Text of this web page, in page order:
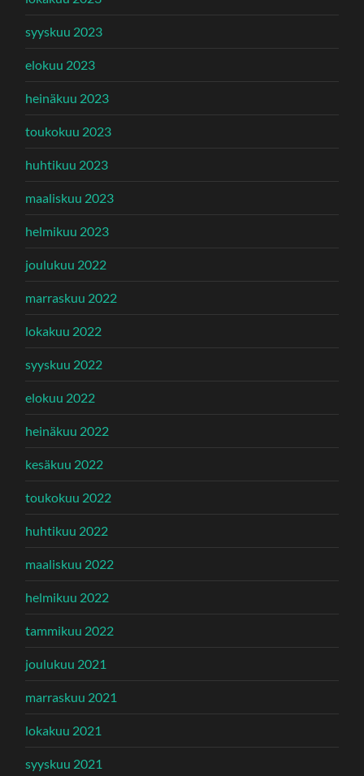
syyskuu 2023
elokuu 2023
heinäkuu 2023
toukokuu 2023
huhtikuu 2023
maaliskuu 2023
helmikuu 2023
joulukuu 2022
marraskuu 2022
lokakuu 2022
syyskuu 2022
elokuu 2022
heinäkuu 2022
kesäkuu 2022
toukokuu 2022
huhtikuu 2022
maaliskuu 2022
helmikuu 2022
tammikuu 2022
joulukuu 2021
marraskuu 2021
lokakuu 2021
syyskuu 2021